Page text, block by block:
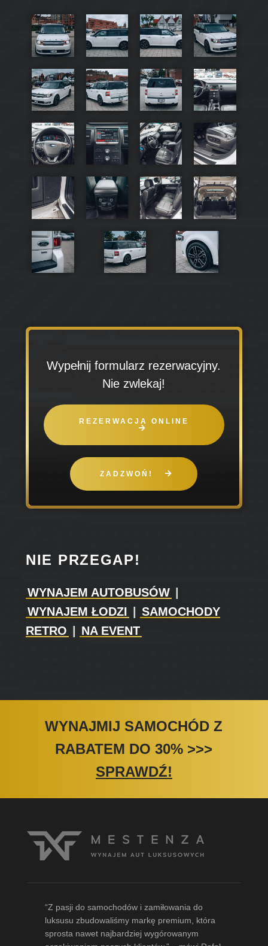
Wypełnij formularz rezerwacyjny.
Nie zwlekaj!
REZERWACJA ONLINE
ZADZWOŃ!
NIE PRZEGAP!
WYNAJEM AUTOBUSÓW
WYNAJEM ŁODZI
SAMOCHODY
RETRO
NA EVENT
WYNAJMIJ SAMOCHÓD Z
RABATEM DO 30% >>>
SPRAWDŹ!
“Z pasji do samochodów i zamiłowania do
luksusu zbudowaliśmy markę premium, która
sprosta nawet najbardziej wygórowanym